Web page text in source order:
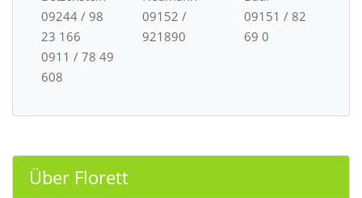
09244 / 98
23 166
0911 / 78 49
608
09152 /
921890
09151 / 82
69 0
Über Florett